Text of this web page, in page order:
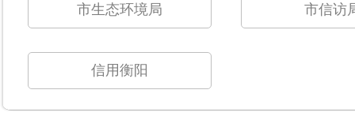
市生态环境局 市信访
信用衡阳